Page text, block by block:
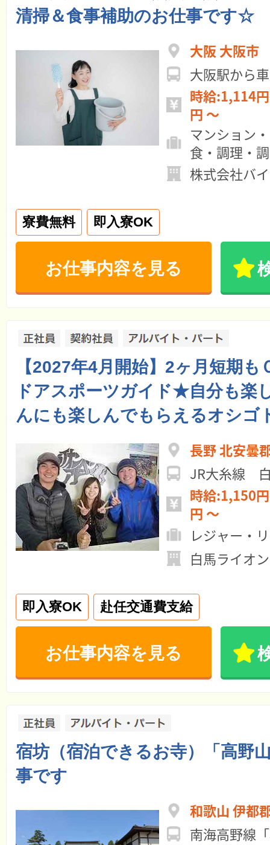
清掃＆食事補助のお仕事です☆
大阪 大阪市
大阪駅から
時給:1,114円 ～ 月給
円 ～
マンション
食・調理・
株式会社バ
寮費無料 即入寮OK
お仕事内容を見る
【2027年4月開始】2ヶ月短期も
ドアスポーツガイド★自分も楽
んにも楽しんでもらえるオシ
長野 北安曇
JR大糸線
時給:1,150円 ～ 月給
円 ～
レジャー・
白馬ライオ
即入寮OK 赴任交通費支給
お仕事内容を見る
宿坊（宿泊できるお寺）「高野
事です
和歌山 伊都
南海高野線